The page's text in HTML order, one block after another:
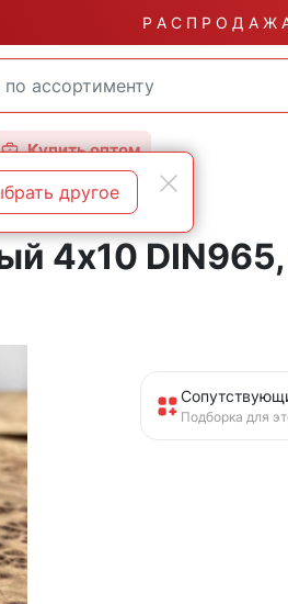
Р А С П Р О Д А Ж
Купить оптом
4х10
Подборка для
другое